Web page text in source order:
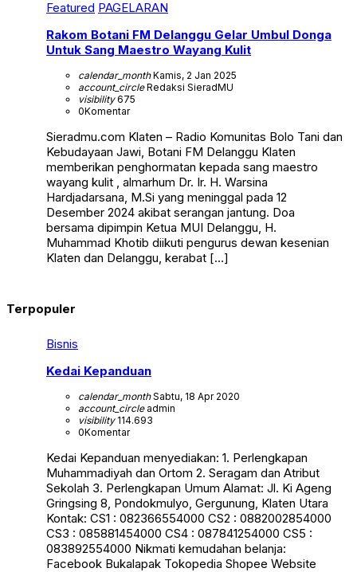
Featured PAGELARAN
Rakom Botani FM Delanggu Gelar Umbul Donga
Untuk Sang Maestro Wayang Kulit
calendar_monthKamis, 2 Jan 2025
account_circleRedaksi SieradMU
visibility675
0Komentar
Sieradmu.com Klaten – Radio Komunitas Bolo Tani dan
Kebudayaan Jawi, Botani FM Delanggu Klaten
memberikan penghormatan kepada sang maestro
wayang kulit , almarhum Dr. Ir. H. Warsina
Hardjadarsana, M.Si yang meninggal pada 12
Desember 2024 akibat serangan jantung. Doa
bersama dipimpin Ketua MUI Delanggu, H.
Muhammad Khotib diikuti pengurus dewan kesenian
Klaten dan Delanggu, kerabat […]
Terpopuler
Bisnis
Kedai Kepanduan
calendar_monthSabtu, 18 Apr 2020
account_circleadmin
visibility114.693
0Komentar
Kedai Kepanduan menyediakan: 1. Perlengkapan
Muhammadiyah dan Ortom 2. Seragam dan Atribut
Sekolah 3. Perlengkapan Umum Alamat: Jl. Ki Ageng
Gringsing 8, Pondokmulyo, Gergunung, Klaten Utara
Kontak: CS1 : 082366554000 CS2 : 0882002854000
CS3 : 085881454000 CS4 : 087841254000 CS5 :
083892554000 Nikmati kemudahan belanja:
Facebook Bukalapak Tokopedia Shopee Website